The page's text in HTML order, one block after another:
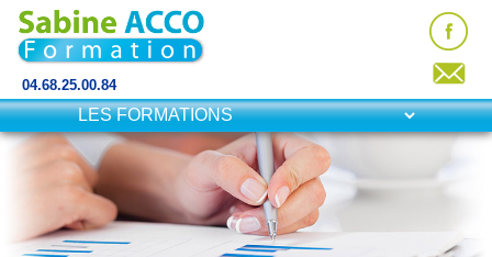
04.68.25.00.84